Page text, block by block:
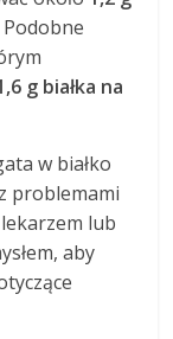
Podobne
g białka na
w białko
problemami
lub
aby